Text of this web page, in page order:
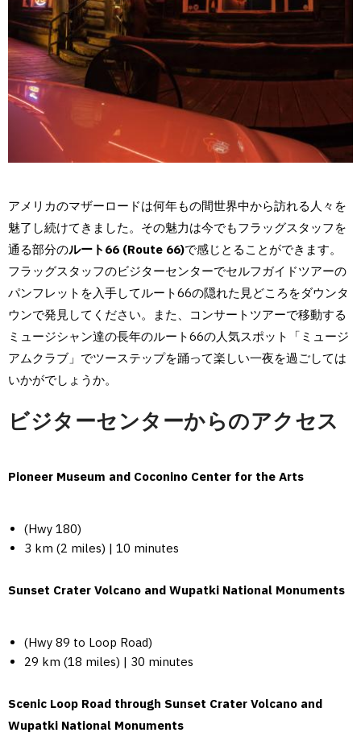
アメリカのマザーロードは何年もの間世界中から訪れる人々を
魅了し続けてきました。その魅力は今でもフラッグスタッフを
通る部分のルート66 (Route 66)で感じとることができます。
フラッグスタッフのビジターセンターでセルフガイドツアーの
パンフレットを入手してルート66の隠れた見どころをダウンタ
ウンで発見してください。また、コンサートツアーで移動する
ミュージシャン達の長年のルート66の人気スポット「ミュージ
アムクラブ」でツーステップを踊って楽しい一夜を過ごしては
いかがでしょうか。
ビジターセンターからのアクセス
Pioneer Museum and Coconino Center for the Arts
(Hwy 180)
3 km (2 miles) | 10 minutes
Sunset Crater Volcano and Wupatki National Monuments
(Hwy 89 to Loop Road)
29 km (18 miles) | 30 minutes
Scenic Loop Road through Sunset Crater Volcano and
Wupatki National Monuments